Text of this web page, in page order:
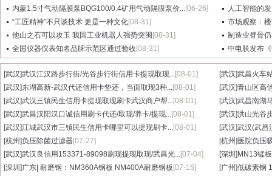
内蒙1.5寸气动隔膜泵BQG100/0.4矿用气动隔膜泵价...[06-26]
人工智能的
“工匠精神”不只谈技术 更是一种文化[08-31]
市场观察：
他山之石可以攻玉 我国工业机器人强势突围 [08-31]
制造业脊骨
全国仪器仪表知名品牌示范区通过验收 [08-31] 中电联发布
[武汉]武汉江汉路步行街/光谷步行街信用卡提现取现...[08-01] [武汉]武昌火车
[武汉]东湖高新-武汉代还信用卡垫还，当面取现3种...[08-01] [武汉]青山区高
[武汉]武汉三镇民生信用卡提现取现刷卡武汉商户帮...[08-01] [武汉]武昌南湖
[武汉]武昌汉阳汉口诚信用刷卡代还/取现/养卡/提现...[08-01] [武汉]洪山光谷
[武汉]江城武汉市三镇民生信用卡哪里可以提现刷卡...[08-01] [武汉]武汉(武昌
[杭州]负压除菌过滤器[07-27] [杭州] 医院负压
[武汉]武汉良信用153371-89098刷现提现取现/武昌光...[07-04] [深圳] MN13锰
[深圳]广东| 耐磨钢：NM360A钢板 NM400A耐磨钢板 [07-15] [广州]低碳素钢